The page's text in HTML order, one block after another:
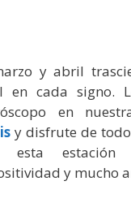
y abril
en cada signo.
en
y disfrute de
estación
y mucho